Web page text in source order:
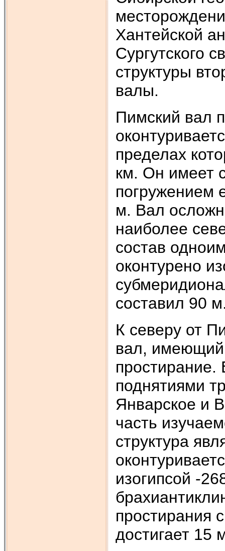
Хантейской
Сургутского
структуры
валы.
Пимский вал
пределах
км. Он имеет
погружением
м. Вал
наиболее
состав
оконтурено
составил 90
К северу от
вал, имеющий
поднятиями
Январское и
часть
структура
изогипсой -
простирания
достигает 15